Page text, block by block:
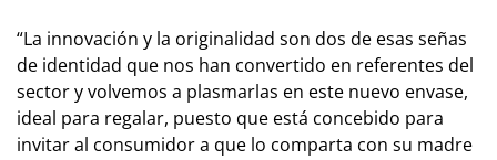
“La innovación y la originalidad son dos de esas señas
de identidad que nos han convertido en referentes del
sector y volvemos a plasmarlas en este nuevo envase,
ideal para regalar, puesto que está concebido para
invitar al consumidor a que lo comparta con su madre